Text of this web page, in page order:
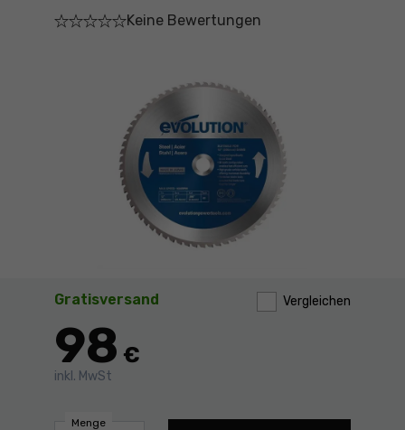
Keine Bewertungen
Gratisversand Vergleichen
98 €
inkl. MwSt
Menge